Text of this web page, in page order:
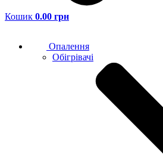
Кошик 0.00 грн
Опалення
Обігрівачі